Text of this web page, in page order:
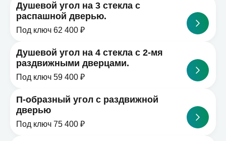
Душевой угол на 3 стекла с
распашной дверью.
Под ключ 62 400 ₽
Душевой угол на 4 стекла с 2-мя
раздвижными дверцами.
Под ключ 59 400 ₽
П-образный угол с раздвижной
дверью
Под ключ 75 400 ₽